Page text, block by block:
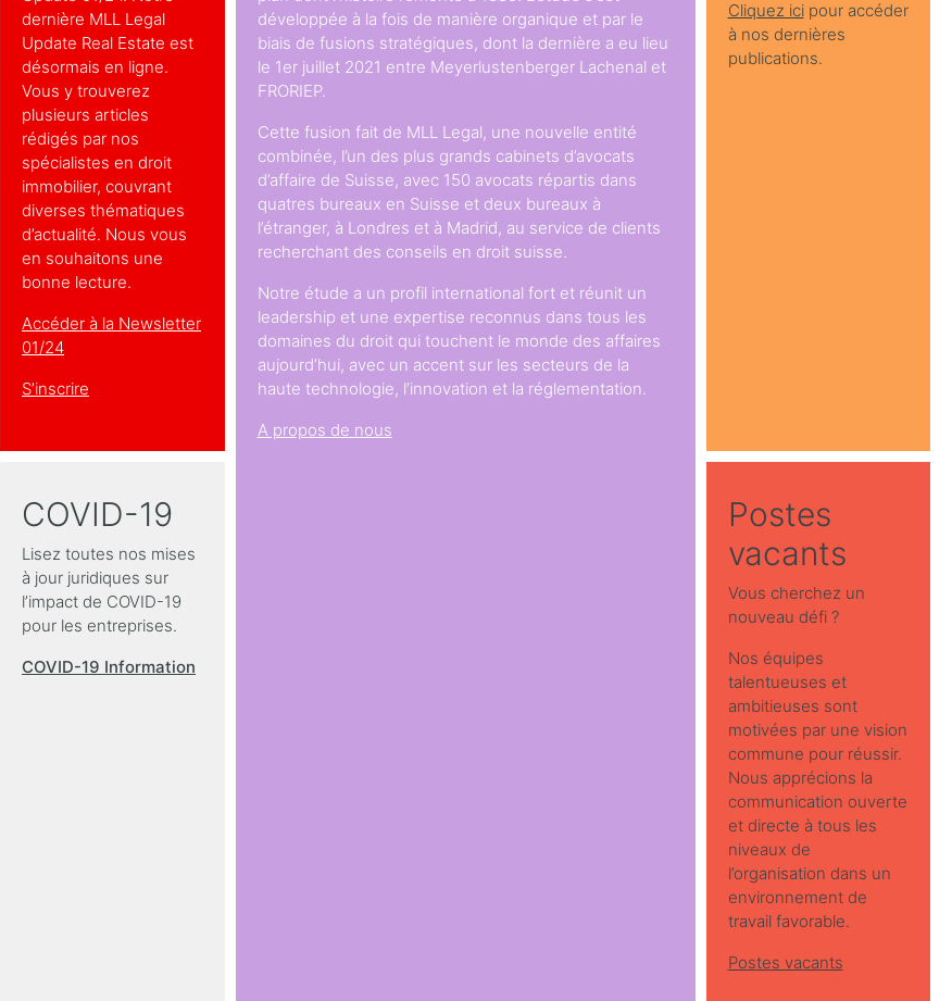
dernière MLL Legal
Update Real Estate est
désormais en ligne.
Vous y trouverez
plusieurs articles
rédigés par nos
spécialistes en droit
immobilier, couvrant
diverses thématiques
d’actualité. Nous vous
en souhaitons une
bonne lecture.
Accéder à la Newsletter
01/24
S’inscrire
développée à la fois de manière organique et par le
biais de fusions stratégiques, dont la dernière a eu lieu
le 1er juillet 2021 entre Meyerlustenberger Lachenal et
FRORIEP.
Cette fusion fait de MLL Legal, une nouvelle entité
combinée, l’un des plus grands cabinets d’avocats
d’affaire de Suisse, avec 150 avocats répartis dans
quatres bureaux en Suisse et deux bureaux à
l’étranger, à Londres et à Madrid, au service de clients
recherchant des conseils en droit suisse.
Notre étude a un profil international fort et réunit un
leadership et une expertise reconnus dans tous les
domaines du droit qui touchent le monde des affaires
aujourd’hui, avec un accent sur les secteurs de la
haute technologie, l’innovation et la réglementation.
A propos de nous
Cliquez icipour accéder
à nos dernières
publications.
COVID-19
Lisez toutes nos mises
à jour juridiques sur
l’impact de COVID-19
pour les entreprises.
COVID-19 Information
Postes
vacants
Vous cherchez un
nouveau défi ?
Nos équipes
talentueuses et
ambitieuses sont
motivées par une vision
commune pour réussir.
Nous apprécions la
communication ouverte
et directe à tous les
niveaux de
l’organisation dans un
environnement de
travail favorable.
Postes vacants